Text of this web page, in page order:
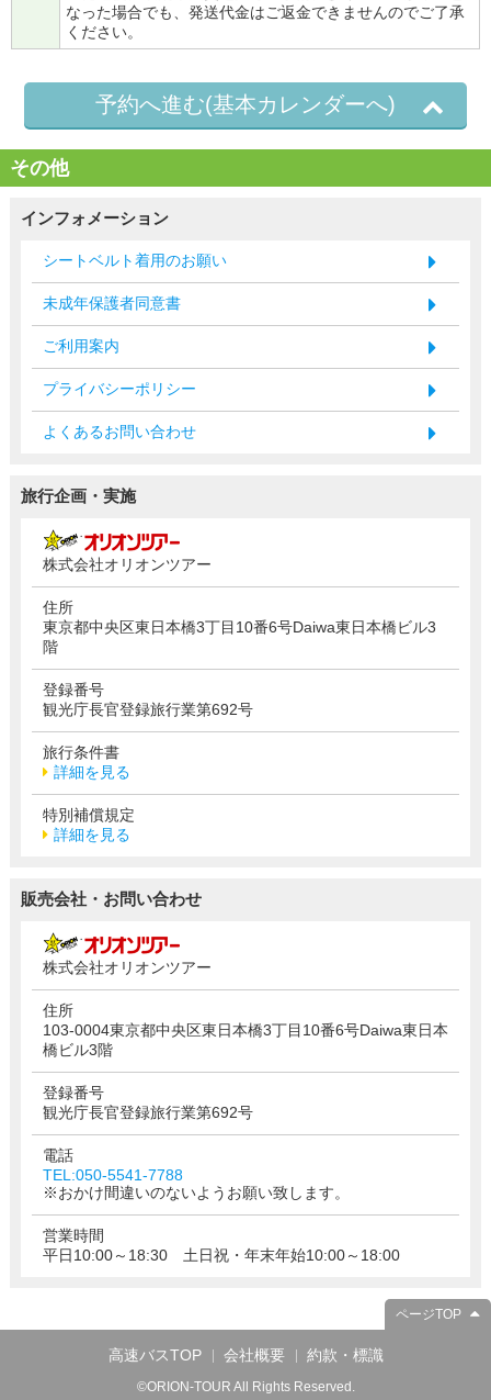
なった場合でも、発送代金はご返金できませんのでご了承
ください。
予約へ進む(基本カレンダーへ)
その他
インフォメーション
シートベルト着用のお願い
未成年保護者同意書
ご利用案内
プライバシーポリシー
よくあるお問い合わせ
旅行企画・実施
株式会社オリオンツアー
住所
東京都中央区東日本橋3丁目10番6号Daiwa東日本橋ビル3
階
登録番号
観光庁長官登録旅行業第692号
旅行条件書
詳細を見る
特別補償規定
詳細を見る
販売会社・お問い合わせ
株式会社オリオンツアー
住所
103-0004東京都中央区東日本橋3丁目10番6号Daiwa東日本
橋ビル3階
登録番号
観光庁長官登録旅行業第692号
電話
TEL:050-5541-7788
※おかけ間違いのないようお願い致します。
営業時間
平日10:00～18:30 土日祝・年末年始10:00～18:00
ページTOP
高速バスTOP 会社概要 約款・標識
©ORION-TOUR All Rights Reserved.